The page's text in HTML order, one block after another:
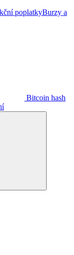
poplatkyBurzy a
Bitcoin hash